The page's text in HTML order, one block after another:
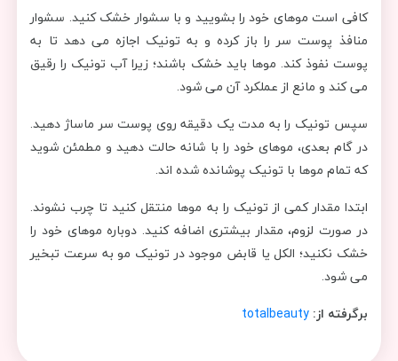
کافی است موهای خود را بشویید و با سشوار خشک کنید. سشوار
منافذ پوست سر را باز کرده و به تونیک اجازه می دهد تا به
پوست نفوذ کند. موها باید خشک باشند؛ زیرا آب تونیک را رقیق
می کند و مانع از عملکرد آن می شود.
سپس تونیک را به مدت یک دقیقه روی پوست سر ماساژ دهید.
در گام بعدی، موهای خود را با شانه حالت دهید و مطمئن شوید
که تمام موها با تونیک پوشانده شده اند.
ابتدا مقدار کمی از تونیک را به موها منتقل کنید تا چرب نشوند.
در صورت لزوم، مقدار بیشتری اضافه کنید. دوباره موهای خود را
خشک نکنید؛ الکل یا قابض موجود در تونیک مو به سرعت تبخیر
می شود.
برگرفته از: totalbeauty